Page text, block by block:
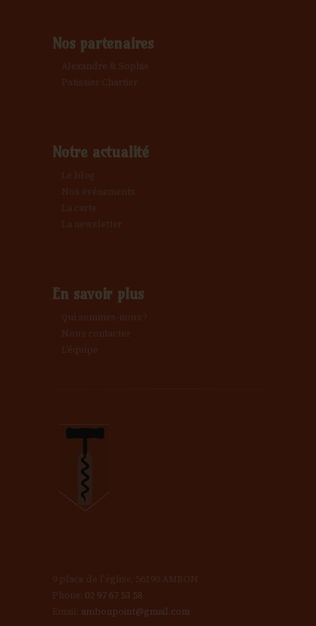
Nos partenaires
Alexandre & Sophie
Patissier Chartier
Notre actualité
Le blog
Nos événements
La carte
La newsletter
En savoir plus
Qui sommes-nous ?
Nous contacter
L’équipe
9 place de l'église, 56190 AMBON
Phone: 02 97 67 53 58
Email: ambonpoint@gmail.com